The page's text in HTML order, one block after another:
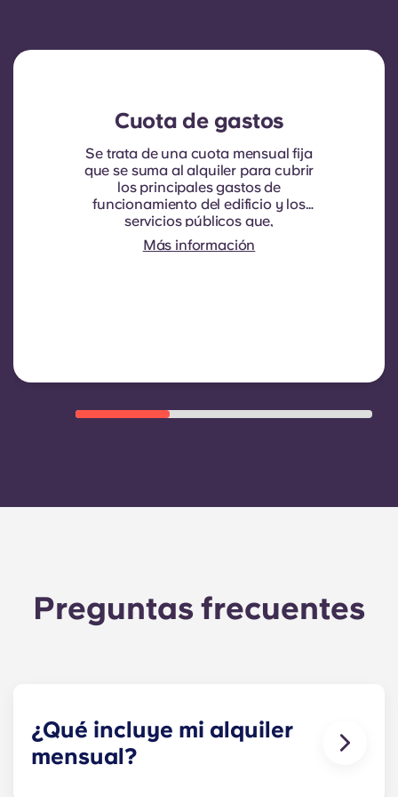
Cuota de gastos
Se trata de una cuota mensual fija
que se suma al alquiler para cubrir
los principales gastos de
funcionamiento del edificio y los
servicios públicos que,
normalmente, se repercuten a los
inquilinos. Suele incluir: consumo
Más información
Preguntas frecuentes
¿Qué incluye mi alquiler
mensual?